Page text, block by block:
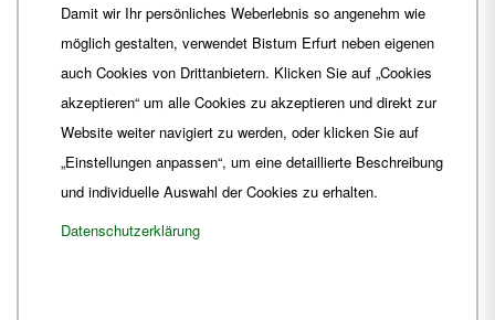
+49 361 6572-444
ordinariat Bistum-Erfurt.de
Damit wir Ihr persönliches Weberlebnis so angenehm wie
möglich gestalten, verwendet Bistum Erfurt neben eigenen
auch Cookies von Drittanbietern. Klicken Sie auf „Cookies
akzeptieren“ um alle Cookies zu akzeptieren und direkt zur
Website weiter navigiert zu werden, oder klicken Sie auf
„Einstellungen anpassen“, um eine detaillierte Beschreibung
und individuelle Auswahl der Cookies zu erhalten.
Datenschutzerklärung